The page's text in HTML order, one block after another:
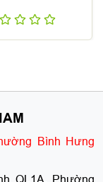
Bình Hưng
QL1A, Phường